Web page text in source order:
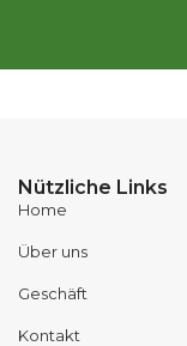
Nützliche Links
Home
Über uns
Geschäft
Kontakt